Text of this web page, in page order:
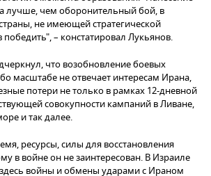
лучше, чем оборонительный бой, в
не имеющей стратегической
– констатировал Лукьянов.
что возобновление боевых
масштабе не отвечает интересам Ирана,
потери не только в рамках 12-дневной
совокупности кампаний в Ливане,
и так далее.
ресурсы, силы для восстановления
в войне он не заинтересован. В Израиле
войны и обмены ударами с Ираном